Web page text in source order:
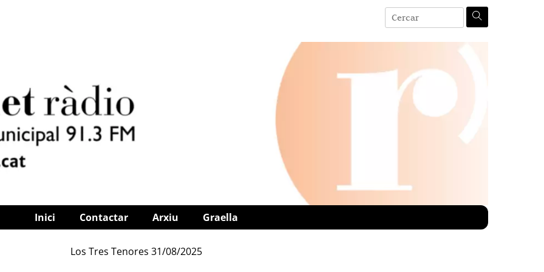
Inici Contactar Arxiu Graella
Los Tres Tenores 31/08/2025